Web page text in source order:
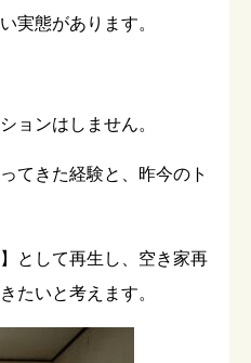
実態があります。
ョンはしません。
てきた経験と、昨今のト
として再生し、空き家再
たいと考えます。